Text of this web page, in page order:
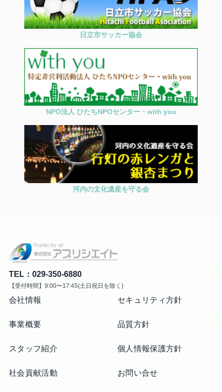
日立市サッカー協会
NPO法人 ひたちNPOセンター・with you
河内の文化遺産を守る会
TEL：029-350-6880
【受付時間】9:00〜17:45(土日祝日を除く)
会社情報
事業概要
スタッフ紹介
社会貢献活動
セキュリティ方針
品質方針
個人情報保護方針
お問い合せ